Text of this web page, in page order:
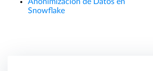
Snowflake